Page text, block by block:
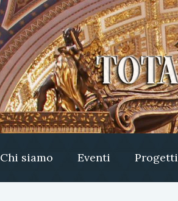
Chi siamo Eventi Progetti